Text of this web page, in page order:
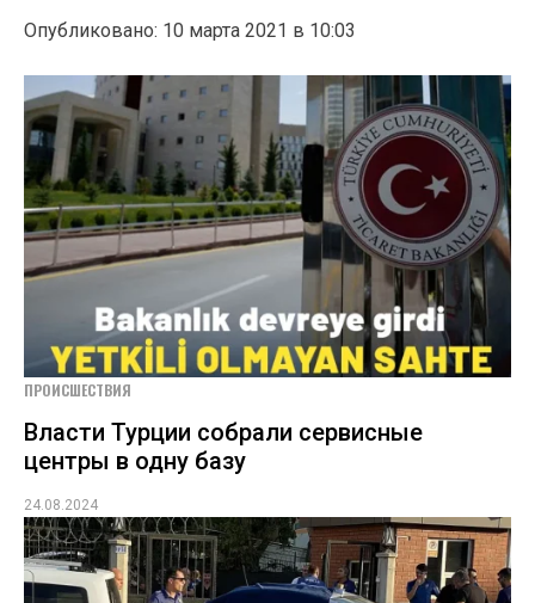
Опубликовано: 10 марта 2021 в 10:03
ПРОИСШЕСТВИЯ
Власти Турции собрали сервисные
центры в одну базу
24.08.2024